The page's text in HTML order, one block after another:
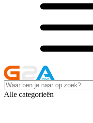
Alle categorieën